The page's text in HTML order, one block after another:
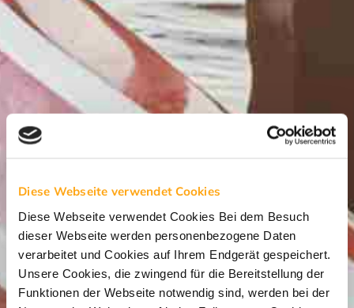
Diese Webseite verwendet Cookies
Diese Webseite verwendet Cookies Bei dem Besuch
dieser Webseite werden personenbezogene Daten
verarbeitet und Cookies auf Ihrem Endgerät gespeichert.
Unsere Cookies, die zwingend für die Bereitstellung der
Funktionen der Webseite notwendig sind, werden bei der